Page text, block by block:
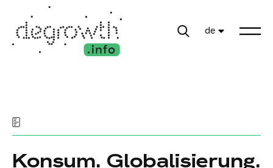
de
Konsum. Globalisierung.